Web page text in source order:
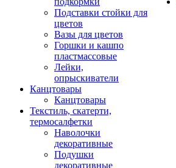
Подставки стойки для
цветов
Вазы для цветов
Горшки и кашпо
пластмассовые
Лейки,
опрыскиватели
Канцтовары
Канцтовары
Текстиль, скатерти,
термосалфетки
Наволочки
декоративные
Подушки
декоративные